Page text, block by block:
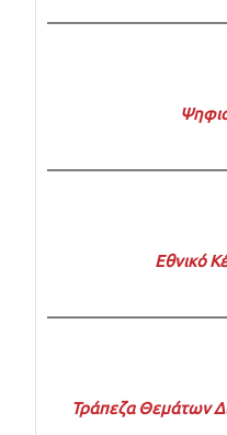
Εθνικό
Τράπεζα Θεμάτων